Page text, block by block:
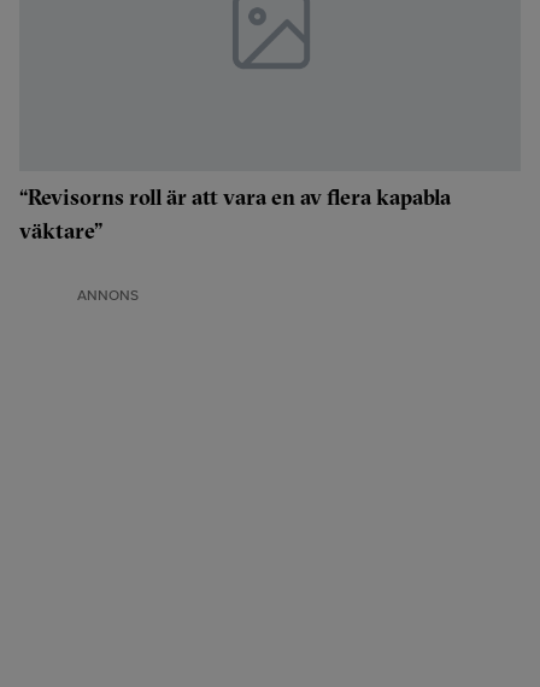
“Revisorns roll är att vara en av flera kapabla
väktare”
ANNONS